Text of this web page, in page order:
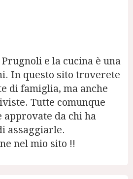
e la cucina è una
In questo sito troverete
di famiglia, ma anche
Tutte comunque
approvate da chi ha
assaggiarle.
nel mio sito !!